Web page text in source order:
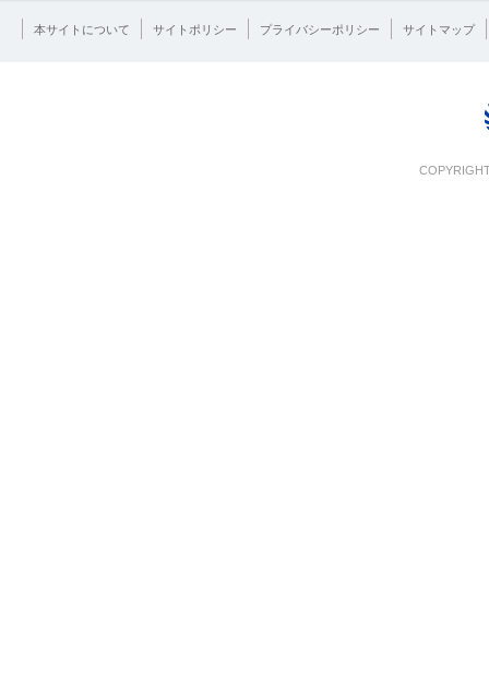
本サイトについて サイトポリシー プライバシーポリシー サイトマップ